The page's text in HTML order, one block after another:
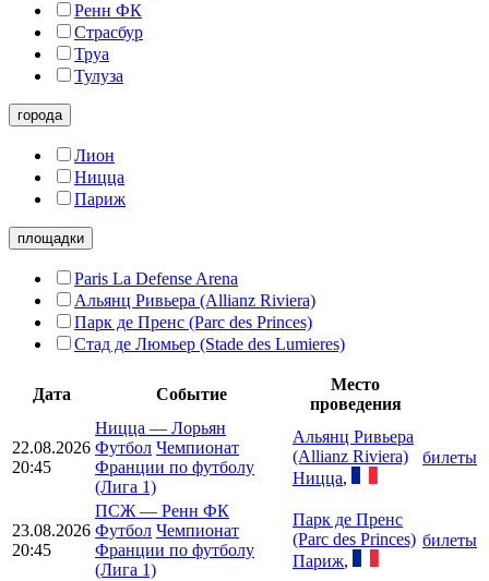
Ренн ФК
Страсбур
Труа
Тулуза
города
Лион
Ницца
Париж
площадки
Paris La Defense Arena
Альянц Ривьера (Allianz Riviera)
Парк де Пренс (Parc des Princes)
Стад де Люмьер (Stade des Lumieres)
Дата Событие
Место
проведения
22.08.2026
20:45
Ницца — Лорьян
Футбол Чемпионат
Франции по футболу
(Лига 1)
Альянц Ривьера
(Allianz Riviera)
Ницца,
билеты
23.08.2026
20:45
ПСЖ — Ренн ФК
Футбол Чемпионат
Франции по футболу
(Лига 1)
Парк де Пренс
(Parc des Princes)
Париж,
билеты